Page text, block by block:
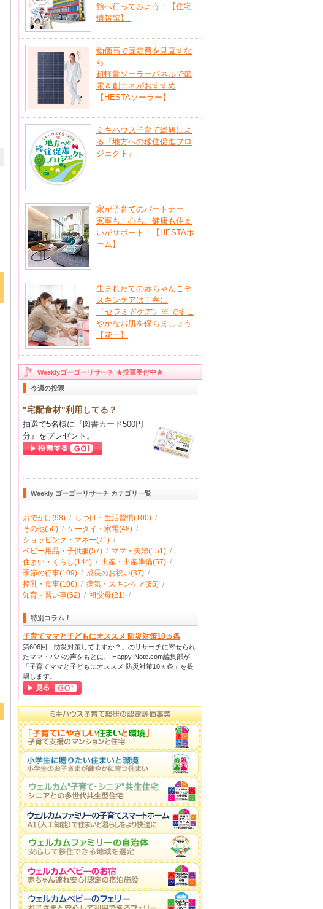
館へ行ってみよう！【住宅
情報館】
物価高で固定費を見直すな
ら
超軽量ソーラーパネルで節
電＆創エネがおすすめ
【HESTAソーラー】
ミキハウス子育て総研によ
る『地方への移住促進プロ
ジェクト』
家が子育てのパートナー
家事も、心も、健康も住ま
いがサポート！【HESTAホ
ーム】
生まれたての赤ちゃんこそ
スキンケアは丁寧に
「セラミドケア」 ※ ですこ
やかなお肌を保ちましょう
【花王】
Weeklyゴーゴーリサーチ ★投票受付中★
今週の投票
"宅配食材"利用してる？
抽選で5名様に『図書カード500円
分』をプレゼント。
Weekly ゴーゴーリサーチ カテゴリ一覧
おでかけ(98)/ しつけ・生活習慣(100)/
その他(50)/ ケータイ・家電(48)/
ショッピング・マネー(71)/
ベビー用品・子供服(57)/ ママ・夫婦(151)/
住まい・くらし(144)/ 出産・出産準備(57)/
季節の行事(109)/ 成長のお祝い(37)/
授乳・食事(106)/ 病気・スキンケア(85)/
知育・習い事(62)/ 祖父母(21)/
特別コラム！
子育てママと子どもにオススメ 防災対策10ヵ条
第606回「防災対策してますか？」のリサーチに寄せられ
たママ・パパの声をもとに、 Happy-Note.com編集部が
「子育てママと子どもにオススメ 防災対策10ヵ条」を提
唱します。